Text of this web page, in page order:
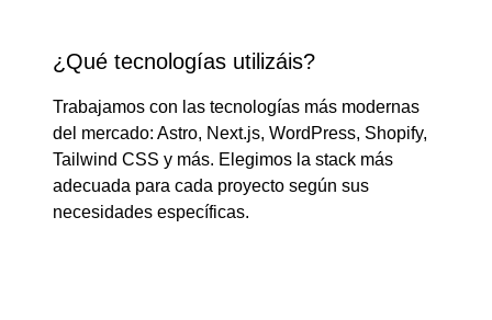
¿Qué tecnologías utilizáis?
Trabajamos con las tecnologías más modernas
del mercado: Astro, Next.js, WordPress, Shopify,
Tailwind CSS y más. Elegimos la stack más
adecuada para cada proyecto según sus
necesidades específicas.